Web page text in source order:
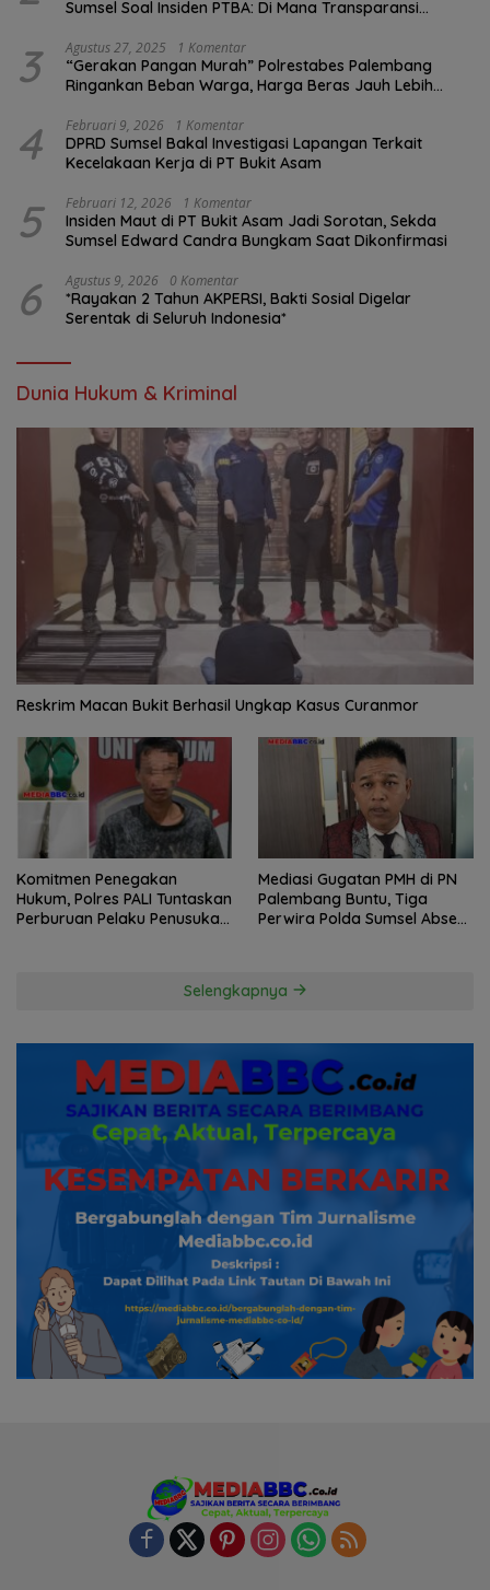
Sumsel Soal Insiden PTBA: Di Mana Transparansi
3 Agustus 27, 2025 1 Komentar
“Gerakan Pangan Murah” Polrestabes Palembang
Ringankan Beban Warga, Harga Beras Jauh Lebih
4 Februari 9, 2026 1 Komentar
DPRD Sumsel Bakal Investigasi Lapangan Terkait
Kecelakaan Kerja di PT Bukit Asam
5 Februari 12, 2026 1 Komentar
Insiden Maut di PT Bukit Asam Jadi Sorotan, Sekda
Sumsel Edward Candra Bungkam Saat Dikonfirmasi
6 Agustus 9, 2026 0 Komentar
*Rayakan 2 Tahun AKPERSI, Bakti Sosial Digelar
Serentak di Seluruh Indonesia*
Dunia Hukum & Kriminal
Reskrim Macan Bukit Berhasil Ungkap Kasus Curanmor
Komitmen Penegakan
Hukum, Polres PALI Tuntaskan
Perburuan Pelaku Penusukan
Mediasi Gugatan PMH di PN
Palembang Buntu, Tiga
Perwira Polda Sumsel Absen,
Selengkapnya